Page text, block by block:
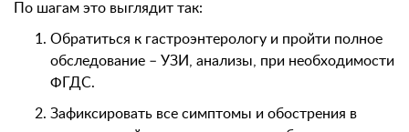
По шагам это выглядит так:
Обратиться к гастроэнтерологу и пройти полное
обследование – УЗИ, анализы, при необходимости
ФГДС.
Зафиксировать все симптомы и обострения в